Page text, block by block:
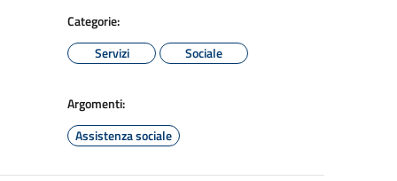
Categorie:
Servizi
Sociale
Argomenti:
Assistenza sociale